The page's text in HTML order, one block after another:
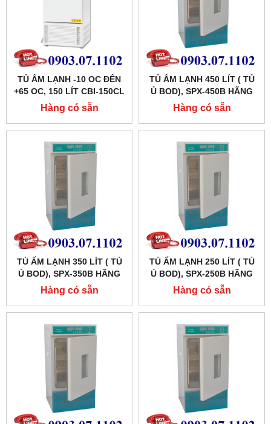
TỦ ẤM LẠNH -10 OC ĐẾN
+65 OC, 150 LÍT CBI-150CL
HÃNG TAISITELAB
Hàng có sẵn
TỦ ẤM LẠNH 450 LÍT ( TỦ
Ủ BOD), SPX-450B HÃNG
XINGCHEN SHKT
Hàng có sẵn
TỦ ẤM LẠNH 350 LÍT ( TỦ
Ủ BOD), SPX-350B HÃNG
XINGCHEN SHKT
Hàng có sẵn
TỦ ẤM LẠNH 250 LÍT ( TỦ
Ủ BOD), SPX-250B HÃNG
XINGCHEN SHKT
Hàng có sẵn